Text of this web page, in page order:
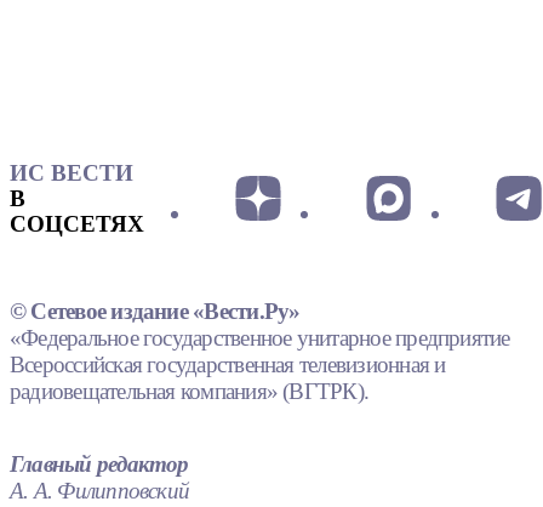
ИС ВЕСТИ
В
СОЦСЕТЯХ
© Сетевое издание «Вести.Ру»
«Федеральное государственное унитарное предприятие
Всероссийская государственная телевизионная и
радиовещательная компания» (ВГТРК).
Главный редактор
А. А. Филипповский